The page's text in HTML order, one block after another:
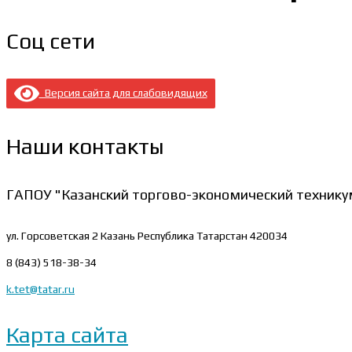
Соц сети
Версия сайта для слабовидящих
Наши контакты
ГАПОУ "Казанский торгово-экономический
ул. Горсоветская 2 Казань Республика Татарстан 420034
8 (843) 518-38-34
k.tet@tatar.ru
Карта сайта